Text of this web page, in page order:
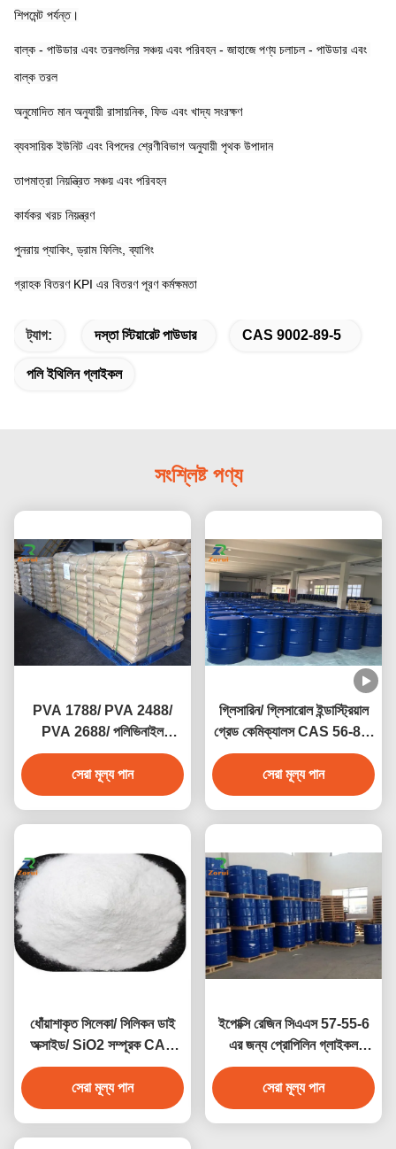
শিপমেন্ট পর্যন্ত।
বাল্ক - পাউডার এবং তরলগুলির সঞ্চয় এবং পরিবহন - জাহাজে পণ্য চলাচল - পাউডার এবং
বাল্ক তরল
অনুমোদিত মান অনুযায়ী রাসায়নিক, ফিড এবং খাদ্য সংরক্ষণ
ব্যবসায়িক ইউনিট এবং বিপদের শ্রেণীবিভাগ অনুযায়ী পৃথক উপাদান
তাপমাত্রা নিয়ন্ত্রিত সঞ্চয় এবং পরিবহন
কার্যকর খরচ নিয়ন্ত্রণ
পুনরায় প্যাকিং, ড্রাম ফিলিং, ব্যাগিং
গ্রাহক বিতরণ KPI এর বিতরণ পূরণ কর্মক্ষমতা
ট্যাগ: দস্তা স্টিয়ারেট পাউডার CAS 9002-89-5
পলি ইথিলিন গ্লাইকল
সংশ্লিষ্ট পণ্য
PVA 1788/ PVA 2488/
PVA 2688/ পলিভিনাইল
অ্যালকোহল CAS 9002-89-5
সেরা মূল্য পান
গ্লিসারিন/ গ্লিসারোল ইন্ডাস্ট্রিয়াল
গ্রেড কেমিক্যালস CAS 56-81-
5
সেরা মূল্য পান
ধোঁয়াশাকৃত সিলেকা/ সিলিকন ডাই
অক্সাইড/ SiO2 সম্পূরক CAS
7631-86-9 E551
সেরা মূল্য পান
ইপোক্সি রেজিন সিএএস 57-55-6
এর জন্য প্রোপিলিন গ্লাইকল
ইন্ডাস্ট্রিয়াল গ্রেড কেমিক্যালস পিজি
সেরা মূল্য পান